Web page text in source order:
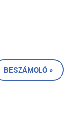
BESZÁMOLÓ »